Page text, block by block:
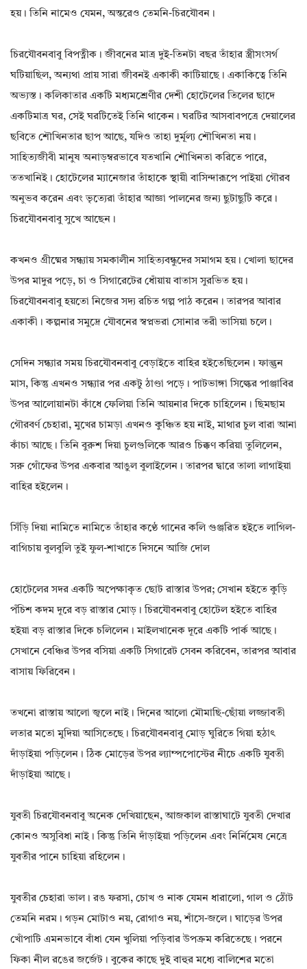
হয়। তিনি নামেও যেমন, অন্তরেও তেমনি-চিরযৌবন।
চিরযৌবনবাবু বিপত্নীক। জীবনের মাত্র দুই-তিনটা বছর তাঁহার স্ত্রীসংসর্গ
ঘটিয়াছিল, অন্যথা প্রায় সারা জীবনই একাকী কাটিয়াছে। একাকিত্বে তিনি
অভ্যস্ত। কলিকাতার একটি মধ্যমশ্রেণীর দেশী হোটেলের তিলের ছাদে
একটিমাত্র ঘর, সেই ঘরটিতেই তিনি থাকেন। ঘরটির আসবাবপত্রে দেয়ালের
ছবিতে শৌখিনতার ছাপ আছে, যদিও তাহা দুর্মূল্য শৌখিনতা নয়।
সাহিত্যজীবী মানুষ অনাড়ম্বরভাবে যতখানি শৌখিনতা করিতে পারে,
ততখানিই। হোটেলের ম্যানেজার তাঁহাকে স্থায়ী বাসিন্দারূপে পাইয়া গৌরব
অনুভব করেন এবং ভৃত্যেরা তাঁহার আজ্ঞা পালনের জন্য ছুটাছুটি করে।
চিরযৌবনবাবু সুখে আছেন।
কখনও গ্রীষ্মের সন্ধ্যায় সমকালীন সাহিত্যবন্ধুদের সমাগম হয়। খোলা ছাদের
উপর মাদুর পড়ে, চা ও সিগারেটের ধোঁয়ায় বাতাস সুরভিত হয়।
চিরযৌবনবাবু হয়তো নিজের সদ্য রচিত গল্প পাঠ করেন। তারপর আবার
একাকী। কল্পনার সমুদ্রে যৌবনের স্বপ্নভরা সোনার তরী ভাসিয়া চলে।
সেদিন সন্ধ্যার সময় চিরযৌবনবাবু বেড়াইতে বাহির হইতেছিলেন। ফাল্গুন
মাস, কিন্তু এখনও সন্ধ্যার পর একটু ঠাণ্ডা পড়ে। পাটভাঙ্গা সিল্কের পাঞ্জাবির
উপর আলোয়ানটা কাঁধে ফেলিয়া তিনি আয়নার দিকে চাহিলেন। ছিমছাম
গৌরবর্ণ চেহারা, মুখের চামড়া এখনও কুঞ্চিত হয় নাই, মাথার চুল বারা আনা
কাঁচা আছে। তিনি বুরুশ দিয়া চুলগুলিকে আরও চিক্কণ করিয়া তুলিলেন,
সরু গোঁফের উপর একবার আঙুল বুলাইলেন। তারপর দ্বারে তালা লাগাইয়া
বাহির হইলেন।
সিঁড়ি দিয়া নামিতে নামিতে তাঁহার কণ্ঠে গানের কলি গুঞ্জরিত হইতে লাগিল-
বাগিচায় বুলবুলি তুই ফুল-শাখাতে দিসনে আজি দোল
হোটেলের সদর একটি অপেক্ষাকৃত ছোট রাস্তার উপর; সেখান হইতে কুড়ি
পঁচিশ কদম দূরে বড় রাস্তার মোড়। চিরযৌবনবাবু হোটেল হইতে বাহির
হইয়া বড় রাস্তার দিকে চলিলেন। মাইলখানেক দূরে একটি পার্ক আছে।
সেখানে বেঞ্চির উপর বসিয়া একটি সিগারেট সেবন করিবেন, তারপর আবার
বাসায় ফিরিবেন।
তখনো রাস্তায় আলো জ্বলে নাই। দিনের আলো মৌমাছি-ছোঁয়া লজ্জাবতী
লতার মতো মুদিয়া আসিতেছে। চিরযৌবনবাবু মোড় ঘুরিতে গিয়া হঠাৎ
দাঁড়াইয়া পড়িলেন। ঠিক মোড়ের উপর ল্যাম্পপোস্টের নীচে একটি যুবতী
দাঁড়াইয়া আছে।
যুবতী চিরযৌবনবাবু অনেক দেখিয়াছেন, আজকাল রাস্তাঘাটে যুবতী দেখার
কোনও অসুবিধা নাই। কিন্তু তিনি দাঁড়াইয়া পড়িলেন এবং নির্নিমেষ নেত্রে
যুবতীর পানে চাহিয়া রহিলেন।
যুবতীর চেহারা ভাল। রঙ ফরসা, চোখ ও নাক যেমন ধারালো, গাল ও ঠোঁট
তেমনি নরম। গড়ন মোটাও নয়, রোগাও নয়, শাঁসে-জলে। ঘাড়ের উপর
খোঁপাটি এমনভাবে বাঁধা যেন খুলিয়া পড়িবার উপক্রম করিতেছে। পরনে
ফিকা নীল রঙের জর্জেট। বুকের কাছে দুই বাহুর মধ্যে বালিশের মতো